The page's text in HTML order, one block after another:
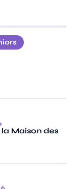
Maison des